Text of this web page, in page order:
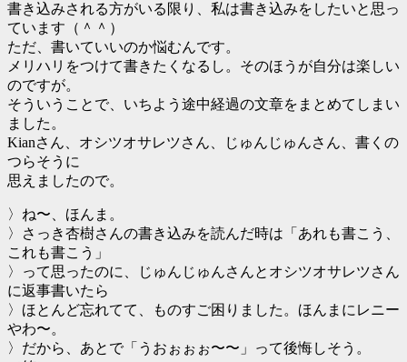
書き込みされる方がいる限り、私は書き込みをしたいと思っ
ています（＾＾）
ただ、書いていいのか悩むんです。
メリハリをつけて書きたくなるし。そのほうが自分は楽しい
のですが。
そういうことで、いちよう途中経過の文章をまとめてしまい
ました。
Kianさん、オシツオサレツさん、じゅんじゅんさん、書くの
つらそうに
思えましたので。
〉ね〜、ほんま。
〉さっき杏樹さんの書き込みを読んだ時は「あれも書こう、
これも書こう」
〉って思ったのに、じゅんじゅんさんとオシツオサレツさん
に返事書いたら
〉ほとんど忘れてて、ものすご困りました。ほんまにレニー
やわ〜。
〉だから、あとで「うおぉぉぉ〜〜」って後悔しそう。